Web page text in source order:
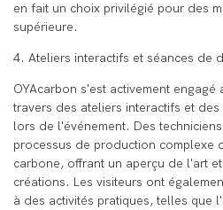
en fait un choix privilégié pour des
supérieure.
4. Ateliers interactifs et séances de
OYAcarbon s'est activement engagé
travers des ateliers interactifs et
lors de l'événement. Des
processus de production complexe
carbone, offrant un aperçu de l'art
créations. Les visiteurs ont
à des activités pratiques, telles que